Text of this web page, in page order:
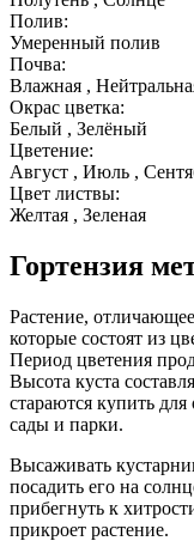
Полив:
Умеренный полив
Почва:
Влажная ,
Окрас цветка:
Белый , Зелёный
Цветение:
Август , Июль ,
Цвет листвы:
Желтая , Зеленая
Гортензия
Растение,
которые состоят из
Период цветения
Высота куста
стараются купить
сады и парки.
Высаживать
посадить его на
прибегнуть к
прикроет растение.